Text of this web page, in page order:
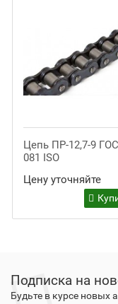
Цепь ПР-12,7-9
081 ISO
Цену уточняйте
Подписка на
Будьте в курсе новых